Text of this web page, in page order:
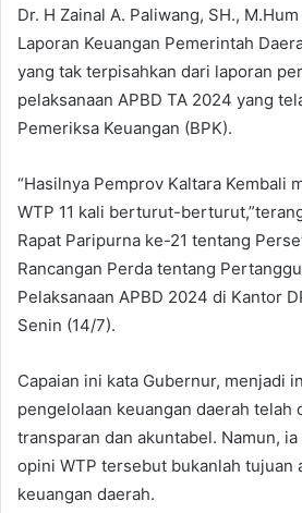
Dr. H Zainal A. Paliwang, SH.,
Laporan Keuangan Pemerintah
yang tak terpisahkan dari laporan
pelaksanaan APBD TA 2024 yang
Pemeriksa Keuangan (BPK).
“Hasilnya Pemprov Kaltara Kembali
WTP 11 kali berturut-
Rapat Paripurna ke-21 tentang
Rancangan Perda tentang
Pelaksanaan APBD 2024 di Kantor
Senin (14/7).
Capaian ini kata Gubernur, menjadi
pengelolaan keuangan daerah telah
transparan dan akuntabel. Namun,
opini WTP tersebut bukanlah tujuan
keuangan daerah.